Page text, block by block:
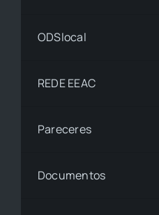
ODSlocal
REDE EEAC
Pareceres
Documentos